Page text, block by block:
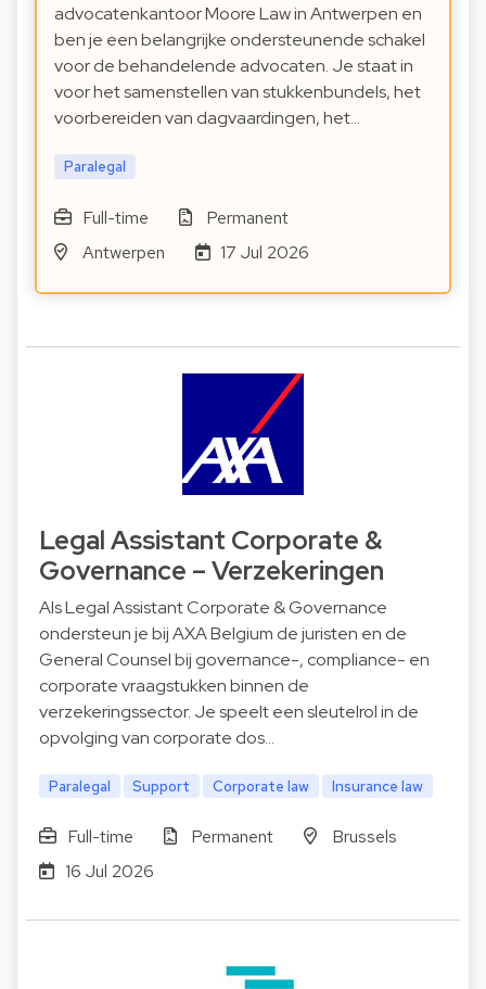
advocatenkantoor Moore Law in Antwerpen en
ben je een belangrijke ondersteunende schakel
voor de behandelende advocaten. Je staat in
voor het samenstellen van stukkenbundels, het
voorbereiden van dagvaardingen, het…
Paralegal
Full-time
Permanent
Antwerpen
17 Jul 2026
Legal Assistant Corporate &
Governance – Verzekeringen
Als Legal Assistant Corporate & Governance
ondersteun je bij AXA Belgium de juristen en de
General Counsel bij governance-, compliance- en
corporate vraagstukken binnen de
verzekeringssector. Je speelt een sleutelrol in de
opvolging van corporate dos…
Paralegal Support Corporate law Insurance law
Full-time Permanent
Brussels
16 Jul 2026